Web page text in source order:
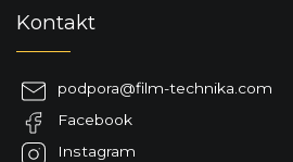
Kontakt
podpora@film-technika.com
Facebook
Instagram